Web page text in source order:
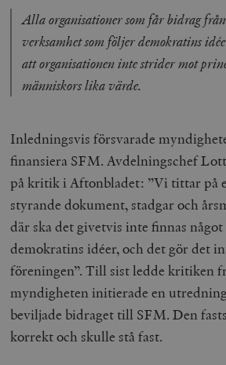
Alla organisationer som får bidrag från
verksamhet som följer demokratins
att organisationen inte strider mot
människors lika värde.
Inledningsvis försvarade
finansiera SFM. Avdelningschef
på kritik i Aftonbladet: ”Vi tittar på
styrande dokument, stadgar och
där ska det givetvis inte finnas
demokratins idéer, och det gör det
föreningen”. Till sist ledde kritiken
myndigheten initierade en
beviljade bidraget till SFM. Den
korrekt och skulle stå fast.